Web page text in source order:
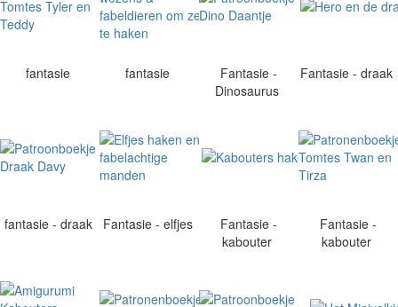
fantasie fantasie
Fantasie -
Dinosaurus
Fantasie - draak
fantasie - draak Fantasie - elfjes
Fantasie -
kabouter
Fantasie -
kabouter